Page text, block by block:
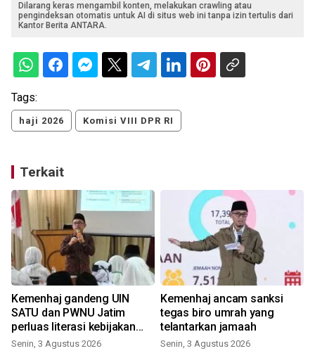
Dilarang keras mengambil konten, melakukan crawling atau
pengindeksan otomatis untuk AI di situs web ini tanpa izin tertulis dari
Kantor Berita ANTARA.
Tags:
haji 2026 Komisi VIII DPR RI
Terkait
Kemenhaj gandeng UIN
SATU dan PWNU Jatim
perluas literasi kebijakan
haji
Senin, 3 Agustus 2026
Kemenhaj ancam sanksi
tegas biro umrah yang
telantarkan jamaah
Senin, 3 Agustus 2026